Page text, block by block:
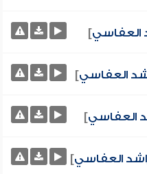
العفاسي]
العفاسي]
العفاسي]
العفاسي]